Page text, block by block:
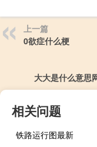
上一篇
0欲症什么梗
大大是什么意思
相关问题
铁路运行图最新